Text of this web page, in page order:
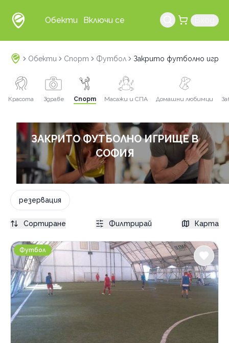
Обекти Включи се
Обекти Спорт Футбол Закрито футболно
Красота Здраве Спорт Масажи и СПА Домашни любимци
ЗАКРИТО ФУТБОЛНО ИГРИЩЕ В
СОФИЯ
резервация
Спортен комплекс Olemasport
Футбол
Сортиране Филтрирай Карта
София
Mладост 2
Услуги
Джитбол
резервация
Закрито футболно игрище